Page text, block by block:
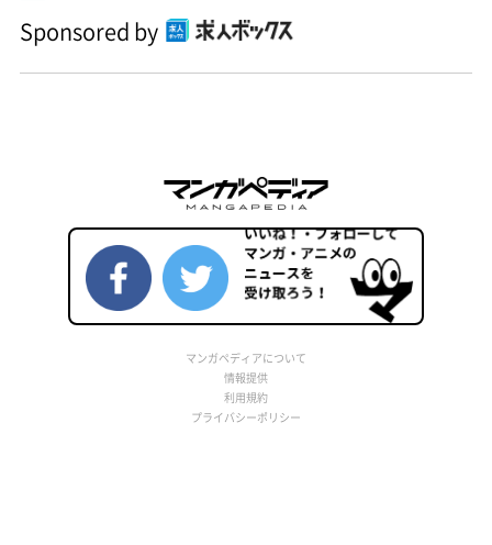
Sponsored by
マンガペディアについて
情報提供
利用規約
プライバシーポリシー